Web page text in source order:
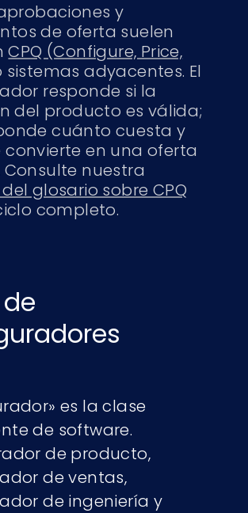
y
de oferta suelen
CPQ (Configure, Price,
sistemas adyacentes. El
responde si la
del producto es válida;
cuánto cuesta y
convierte en una oferta
nuestra
glosario sobre CPQ
completo.
es la clase
de software.
de producto,
de ventas,
de ingeniería y